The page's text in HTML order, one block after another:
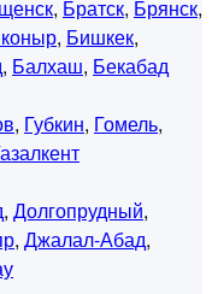
, Братск, Брянск,
, Бишкек,
, Балхаш, Бекабад
, Губкин, Гомель,
, Долгопрудный,
, Джалал-Абад,